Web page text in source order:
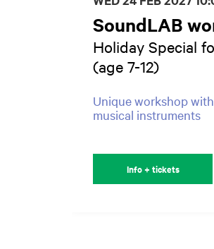
SoundLAB
Holiday Special
(age 7-12)
Unique workshop
musical instruments
Info + tickets